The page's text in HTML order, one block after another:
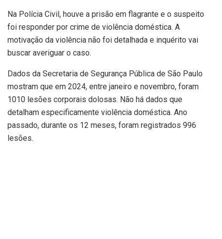
Na Polícia Civil, houve a prisão em flagrante e o suspeito
foi responder por crime de violência doméstica. A
motivação da violência não foi detalhada e inquérito vai
buscar averiguar o caso.
Dados da Secretaria de Segurança Pública de São Paulo
mostram que em 2024, entre janeiro e novembro, foram
1010 lesões corporais dolosas. Não há dados que
detalham especificamente violência doméstica. Ano
passado, durante os 12 meses, foram registrados 996
lesões.